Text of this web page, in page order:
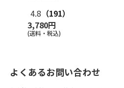
4.8 （191）
3,780円
(送料・税込)
よくあるお問い合わせ